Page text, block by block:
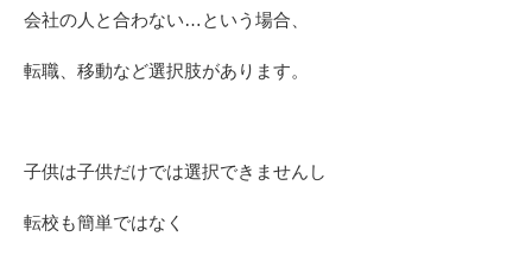
会社の人と合わない…という場合、
転職、移動など選択肢があります。
子供は子供だけでは選択できませんし
転校も簡単ではなく